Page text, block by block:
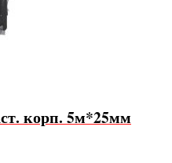
корп. 5м*25мм